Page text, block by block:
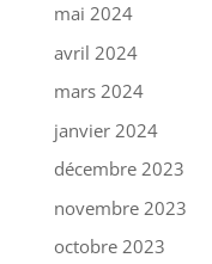
mai 2024
avril 2024
mars 2024
janvier 2024
décembre 2023
novembre 2023
octobre 2023